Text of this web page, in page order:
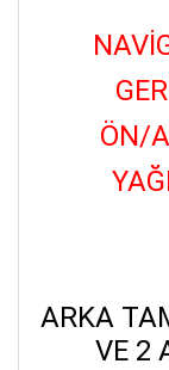
ÖN/
ARKA
VE 2